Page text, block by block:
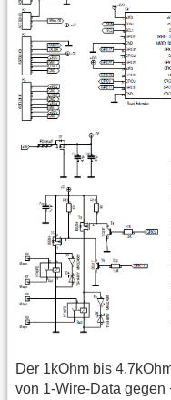
Der 1kOhm bis
von 1-Wire-Data gegen